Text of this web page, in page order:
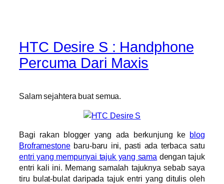
HTC Desire S : Handphone
Percuma Dari Maxis
Salam sejahtera buat semua.
Bagi rakan blogger yang ada berkunjung ke blog
Broframestonebaru-baru ini, pasti ada terbaca satu
entri yang mempunyai tajuk yang sama dengan tajuk
entri kali ini. Memang samalah tajuknya sebab saya
tiru bulat-bulat daripada tajuk entri yang ditulis oleh